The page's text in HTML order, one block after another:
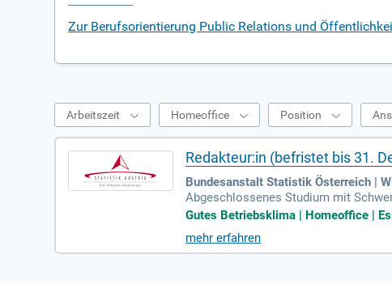
Zur Berufsorientierung Public Relations und
Arbeitszeit Homeoffice Position
Redakteur:in (befristet bis 31.
Bundesanstalt Statistik Österreich |
Abgeschlossenes Studium mit
tion; Erfahrung in der Produktion und
Gutes Betriebsklima | Homeoffice |
mehr erfahren